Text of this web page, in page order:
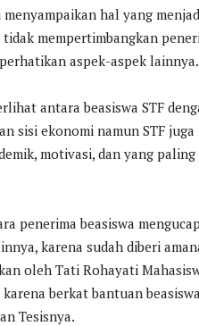
hal yang
mempertimbangkan
aspek-aspek lainnya.
antara beasiswa STF
sisi ekonomi namun STF
motivasi, dan yang
penerima beasiswa
karena sudah diberi
oleh Tati Rohayati
berkat bantuan
Tesisnya.